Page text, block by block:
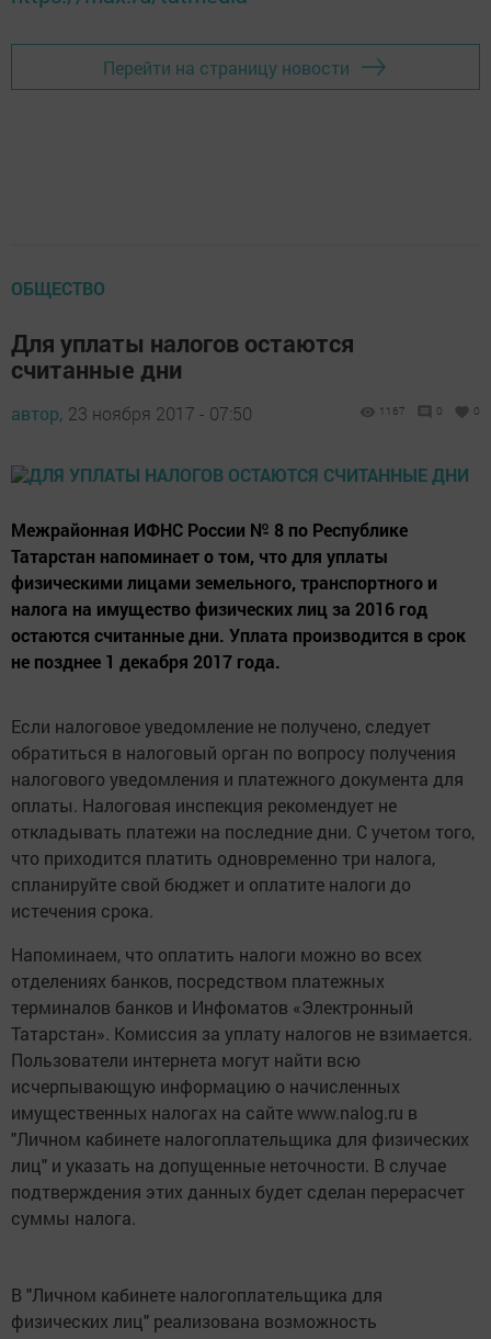
Перейти на страницу новости
ОБЩЕСТВО
Для уплаты налогов остаются
считанные дни
автор, 23 ноября 2017 - 07:50 1167 0 0
Межрайонная ИФНС России № 8 по Республике
Татарстан напоминает о том, что для уплаты
физическими лицами земельного, транспортного и
налога на имущество физических лиц за 2016 год
остаются считанные дни. Уплата производится в срок
не позднее 1 декабря 2017 года.
Если налоговое уведомление не получено, следует
обратиться в налоговый орган по вопросу получения
налогового уведомления и платежного документа для
оплаты. Налоговая инспекция рекомендует не
откладывать платежи на последние дни. С учетом того,
что приходится платить одновременно три налога,
спланируйте свой бюджет и оплатите налоги до
истечения срока.
Напоминаем, что оплатить налоги можно во всех
отделениях банков, посредством платежных
терминалов банков и Инфоматов «Электронный
Татарстан». Комиссия за уплату налогов не взимается.
Пользователи интернета могут найти всю
исчерпывающую информацию о начисленных
имущественных налогах на сайте www.nalog.ru в
"Личном кабинете налогоплательщика для физических
лиц" и указать на допущенные неточности. В случае
подтверждения этих данных будет сделан перерасчет
суммы налога.
В "Личном кабинете налогоплательщика для
физических лиц" реализована возможность